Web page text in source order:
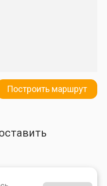
Построить маршрут